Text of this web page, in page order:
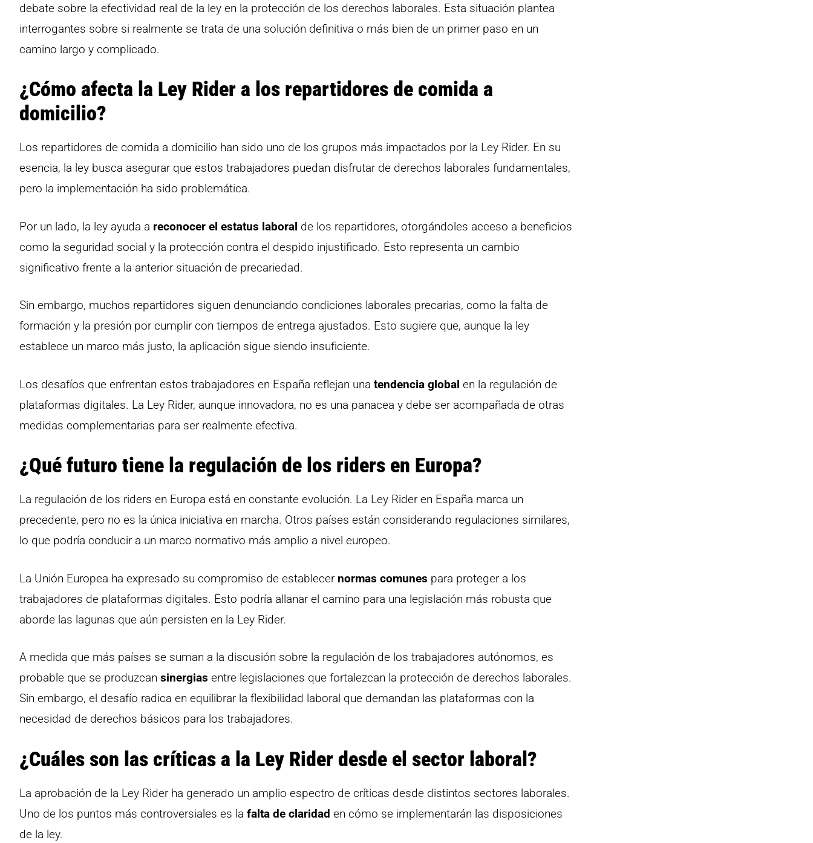
debate sobre la efectividad real de la ley en la protección de los derechos laborales. Esta situación plantea
interrogantes sobre si realmente se trata de una solución definitiva o más bien de un primer paso en un
camino largo y complicado.
¿Cómo afecta la Ley Rider a los repartidores de comida a
domicilio?
Los repartidores de comida a domicilio han sido uno de los grupos más impactados por la Ley Rider. En su
esencia, la ley busca asegurar que estos trabajadores puedan disfrutar de derechos laborales fundamentales,
pero la implementación ha sido problemática.
Por un lado, la ley ayuda a reconocer el estatus laboral de los repartidores, otorgándoles acceso a beneficios
como la seguridad social y la protección contra el despido injustificado. Esto representa un cambio
significativo frente a la anterior situación de precariedad.
Sin embargo, muchos repartidores siguen denunciando condiciones laborales precarias, como la falta de
formación y la presión por cumplir con tiempos de entrega ajustados. Esto sugiere que, aunque la ley
establece un marco más justo, la aplicación sigue siendo insuficiente.
Los desafíos que enfrentan estos trabajadores en España reflejan una tendencia global en la regulación de
plataformas digitales. La Ley Rider, aunque innovadora, no es una panacea y debe ser acompañada de otras
medidas complementarias para ser realmente efectiva.
¿Qué futuro tiene la regulación de los riders en Europa?
La regulación de los riders en Europa está en constante evolución. La Ley Rider en España marca un
precedente, pero no es la única iniciativa en marcha. Otros países están considerando regulaciones similares,
lo que podría conducir a un marco normativo más amplio a nivel europeo.
La Unión Europea ha expresado su compromiso de establecer normas comunes para proteger a los
trabajadores de plataformas digitales. Esto podría allanar el camino para una legislación más robusta que
aborde las lagunas que aún persisten en la Ley Rider.
A medida que más países se suman a la discusión sobre la regulación de los trabajadores autónomos, es
probable que se produzcan sinergias entre legislaciones que fortalezcan la protección de derechos laborales.
Sin embargo, el desafío radica en equilibrar la flexibilidad laboral que demandan las plataformas con la
necesidad de derechos básicos para los trabajadores.
¿Cuáles son las críticas a la Ley Rider desde el sector laboral?
La aprobación de la Ley Rider ha generado un amplio espectro de críticas desde distintos sectores laborales.
Uno de los puntos más controversiales es la falta de claridad en cómo se implementarán las disposiciones
de la ley.